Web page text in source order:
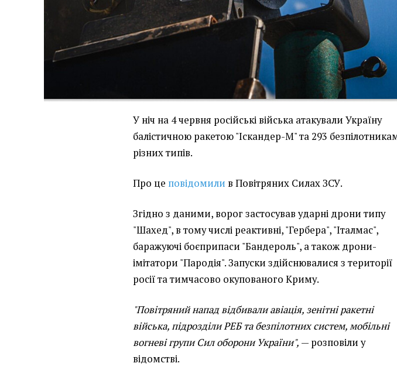
У ніч на 4 червня російські війська атакували Україну
балістичною ракетою "Іскандер-М" та 293
різних типів.
Про це повідомили в Повітряних Силах ЗСУ.
Згідно з даними, ворог застосував ударні дрони типу
"Шахед", в тому числі реактивні, "Гербера", "Італмас",
баражуючі боєприпаси "Бандероль", а також дрони-
імітатори "Пародія". Запуски здійснювалися з території
росії та тимчасово окупованого Криму.
"Повітряний напад відбивали авіація, зенітні ракетні
війська, підрозділи РЕБ та безпілотних систем, мобільні
вогневі групи Сил оборони України", — розповіли у
відомстві.